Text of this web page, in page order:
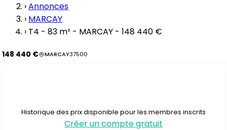
›Annonces
› MARCAY
› T4 - 83 m² - MARCAY - 148 440 €
148 440 € MARCAY37500
Historique des prix disponible pour les membres inscrits
Créer un compte gratuit